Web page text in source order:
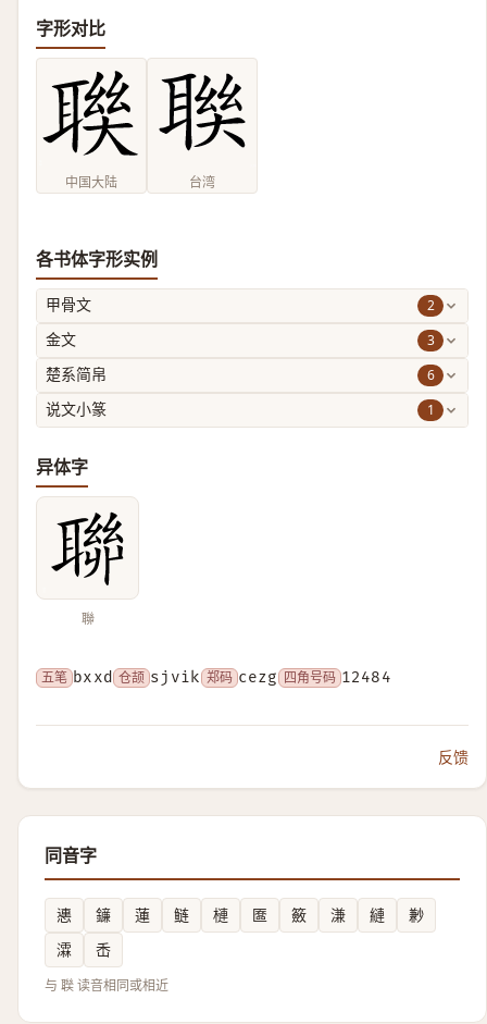
字形对比
中国大陆 台湾
各书体字形实例
甲骨文 2
金文 3
楚系简帛 6
说文小篆 1
异体字
聯
五笔 bxxd 仓颉 sjvik 郑码 cezg 四角号码 12484
反馈
同音字
㦁 䥥 蓮 鲢 槤 匲 籢 溓 縺
㝺
瀮
㟀
与 聫 读音相同或相近